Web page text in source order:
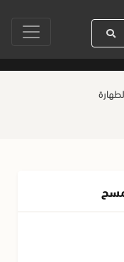
من صفر حياة